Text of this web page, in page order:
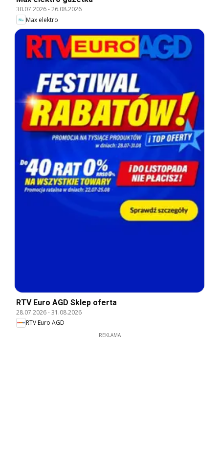
30.07.2026-26.08.2026
Max elektro
RTV Euro AGD Sklep oferta
28.07.2026-31.08.2026
RTV Euro AGD
REKLAMA